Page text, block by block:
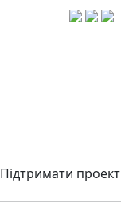
Підтримати проект